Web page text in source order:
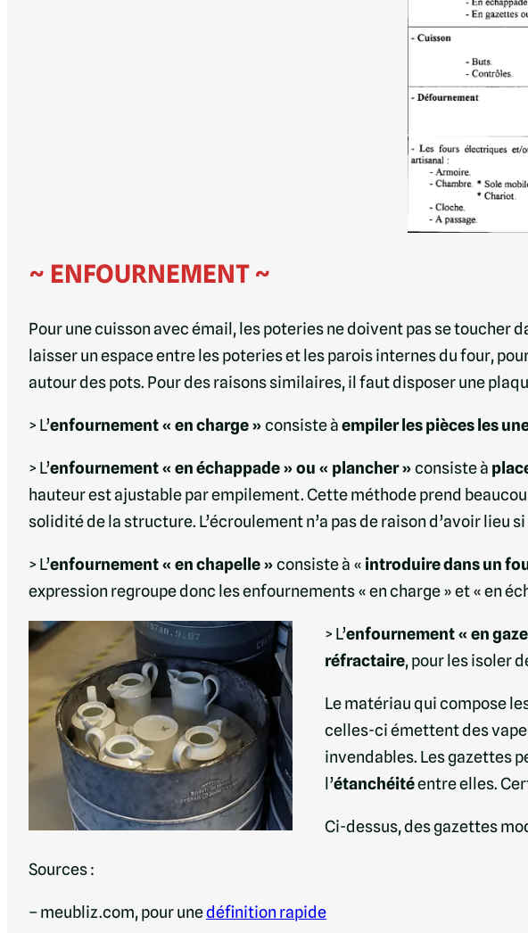
~ ENFOURNEMENT ~
Pour une cuisson avec émail, les poteries ne doivent pas se toucher
laisser un espace entre les poteries et les parois internes du four,
autour des pots. Pour des raisons similaires, il faut disposer une
> L’enfournement « en charge »consiste àempiler les pièces les
> L’enfournement « en échappade » ou « plancher »consiste à
hauteur est ajustable par empilement. Cette méthode prend
solidité de la structure. L’écroulement n’a pas de raison d’avoir lieu
> L’enfournement « en chapelle »consiste à « introduire dans un
expression regroupe donc les enfournements « en charge » et « en
> L’enfournement « en
réfractaire, pour les isoler
Le matériau qui compose
celles-ci émettent des
invendables. Les gazettes
l’étanchéitéentre elles.
Ci-dessus, des gazettes
Sources :
– meubliz.com, pour unedéfinition rapide